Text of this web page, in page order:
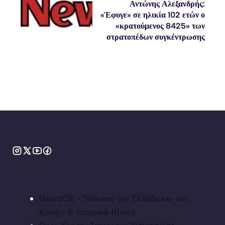
Αντώνης Αλεξανδρής:
«Έφυγε» σε ηλικία 102 ετών ο
«κρατούμενος 8425» των
στρατοπέδων συγκέντρωσης
NewsOk - Νέα από την Ελλάδα και τον
Κόσμο & Ιστορικά Βίντεο